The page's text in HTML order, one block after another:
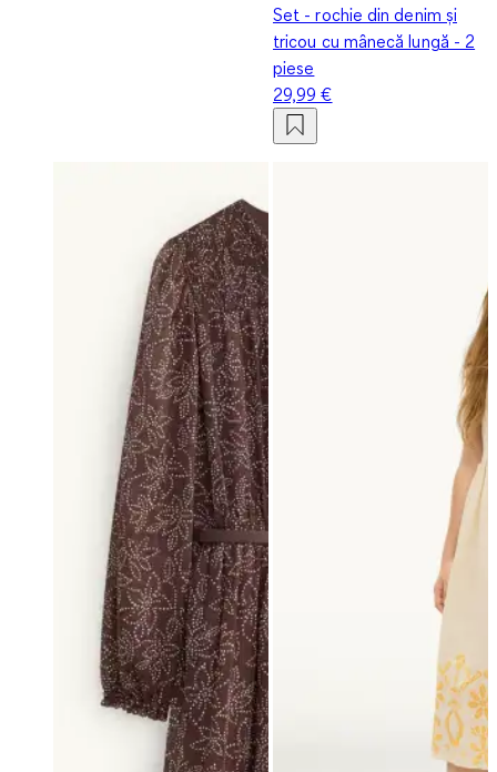
Set - rochie din denim și
tricou cu mânecă lungă - 2
piese
29,99 €